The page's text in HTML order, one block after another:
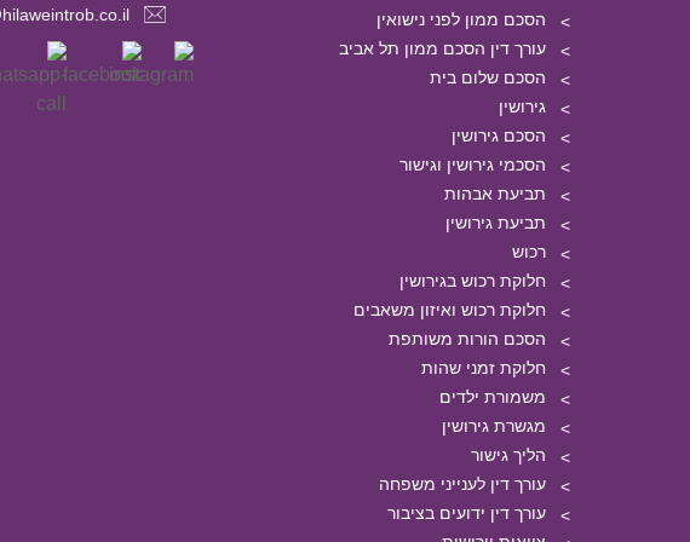
הסכם ממון לפני נישואין
עורך דין הסכם ממון תל אביב
הסכם שלום בית
גירושין
הסכם גירושין
הסכמי גירושין וגישור
תביעת אבהות
תביעת גירושין
רכוש
חלוקת רכוש בגירושין
חלוקת רכוש ואיזון משאבים
הסכם הורות משותפת
חלוקת זמני שהות
משמורת ילדים
מגשרת גירושין
הליך גישור
עורך דין לענייני משפחה
עורך דין ידועים בציבור